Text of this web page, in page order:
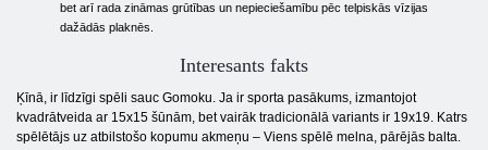
bet arī rada zināmas grūtības un nepieciešamību pēc telpiskās vīzijas
dažādās plaknēs.
Interesants fakts
Ķīnā, ir līdzīgi spēli sauc Gomoku. Ja ir sporta pasākums, izmantojot
kvadrātveida ar 15x15 šūnām, bet vairāk tradicionālā variants ir 19x19. Katrs
spēlētājs uz atbilstošo kopumu akmeņu – Viens spēlē melna, pārējās balta.